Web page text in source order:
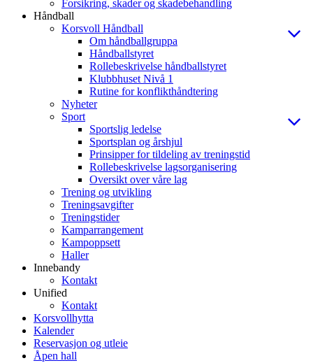
Forsikring, skader og skadebehandling
Håndball
Korsvoll Håndball
Om håndballgruppa
Håndballstyret
Rollebeskrivelse håndballstyret
Klubbhuset Nivå 1
Rutine for konflikthåndtering
Nyheter
Sport
Sportslig ledelse
Sportsplan og årshjul
Prinsipper for tildeling av treningstid
Rollebeskrivelse lagsorganisering
Oversikt over våre lag
Trening og utvikling
Treningsavgifter
Treningstider
Kamparrangement
Kampoppsett
Haller
Innebandy
Kontakt
Unified
Kontakt
Korsvollhytta
Kalender
Reservasjon og utleie
Åpen hall